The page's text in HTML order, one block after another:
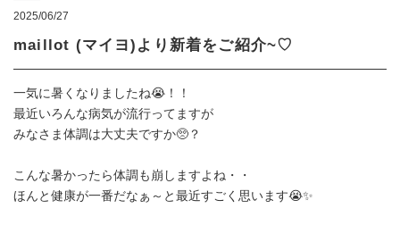
2025/06/27
maillot (マイヨ)より新着をご紹介~♡
一気に暑くなりましたね😭！！
最近いろんな病気が流行ってますが
みなさま体調は大丈夫ですか🥺？
こんな暑かったら体調も崩しますよね・・
ほんと健康が一番だなぁ～と最近すごく思います😭✨